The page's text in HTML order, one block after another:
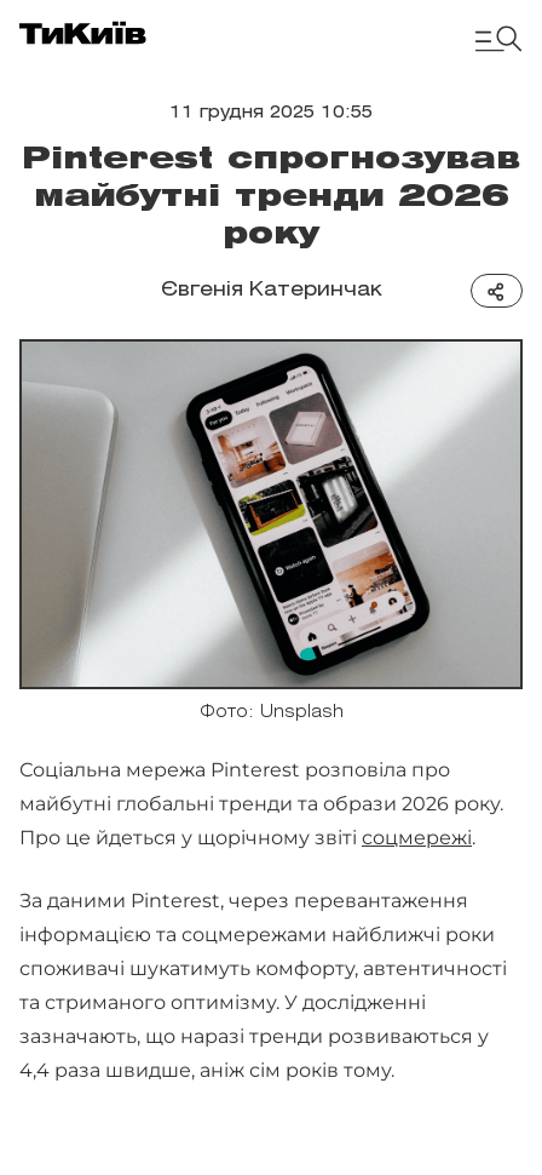
11 грудня 2025 10:55
Pinterest спрогнозував
майбутні тренди 2026
року
Євгенія Катеринчак
Фото: Unsplash
Соціальна мережа Pinterest розповіла про
майбутні глобальні тренди та образи 2026 року.
Про це йдеться у щорічному звіті соцмережі.
За даними Pinterest, через перевантаження
інформацією та соцмережами найближчі роки
споживачі шукатимуть комфорту, автентичності
та стриманого оптимізму. У дослідженні
зазначають, що наразі тренди розвиваються у
4,4 раза швидше, аніж сім років тому.